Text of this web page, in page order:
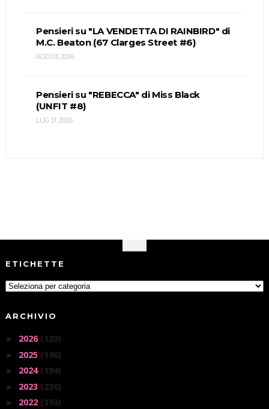
Pensieri su "LA VENDETTA DI RAINBIRD" di
M.C. Beaton (67 Clarges Street #6)
AGO 03, 2026
Pensieri su "REBECCA" di Miss Black
(UNFIT #8)
LUG 31, 2026
ETICHETTE
ARCHIVIO
► 2026 (123)
► 2025 (196)
► 2024 (194)
► 2023 (230)
► 2022 (393)